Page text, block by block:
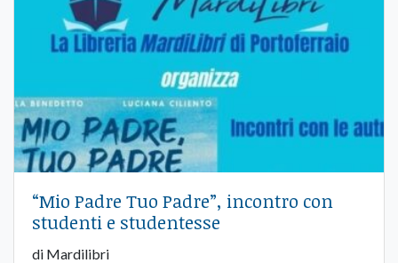
“Mio Padre Tuo Padre”, incontro con
studenti e studentesse
di Mardilibri